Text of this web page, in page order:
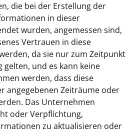
die bei der Erstellung der
in dieser
wurden, angemessen sind,
Vertrauen in diese
da sie nur zum Zeitpunkt
und es kann keine
werden, dass diese
angegebenen Zeiträume oder
Das Unternehmen
oder Verpflichtung,
zu aktualisieren oder